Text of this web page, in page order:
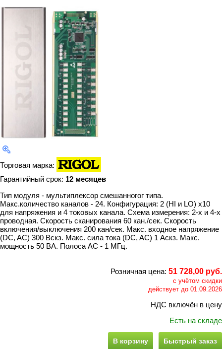
Торговая марка:
Гарантийный срок: 12 месяцев
Тип модуля - мультиплексор смешанногог типа.
Макс.количество каналов - 24. Конфигурация: 2 (HI и LO) х10
для напряжения и 4 токовых канала. Схема измерения: 2-х и 4-х
проводная. Скорость сканирования 60 кан./сек. Скорость
включения/выключения 200 кан/сек. Макс. входное напряжение
(DC, AC) 300 Вскз. Макс. сила тока (DC, AC) 1 Аскз. Макс.
мощность 50 ВА. Полоса AC - 1 МГц.
Розничная цена: 51 728,00 руб.
с учётом скидки
действует до 01.09.2026
НДС включён в цену
Есть на складе
В корзину Быстрый заказ